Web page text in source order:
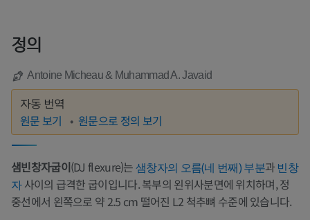
정의
Antoine Micheau & Muhammad A. Javaid
자동 번역
원문 보기 원문으로 정의 보기
샘빈창자굽이(DJ flexure)는샘창자의 오름(네 번째) 부분과 빈창
자사이의 급격한 굽이입니다. 복부의 왼위사분면에 위치하며, 정
중선에서 왼쪽으로 약 2.5 cm 떨어진 L2 척추뼈 수준에 있습니다.